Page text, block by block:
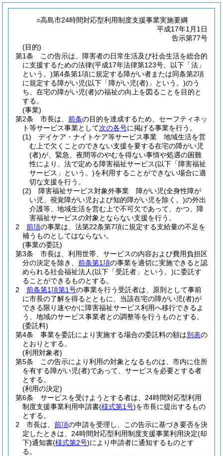
○高島市24時間対応型利用制度支援事業実施要綱
平成17年1月1日
告示第77号
(目的)
第1条
この告示は、障害者の日常生活及び社会生活を総合的
に支援するための法律(平成17年法律第123号。以下「法」
という。)第4条第1項に規定する障がい者または同条第2項
に規定する障がい児(以下「障がい児(者) 」という。)のう
ち、在宅の障がい児(者)の福祉の向上を図ることを目的と
する。
(事業)
第2条
市長は、 前条の目的を達成するため、セーフティネッ
ト等サービス事業として次の各号に掲げる事業を行う。
(1)
デイケア・ナイトケア等サービス事業 地域生活を営
む上で欠くことのできない支援を要する在宅の障がい児
(者)が、緊急、夜間等のやむを得ない事情や処遇の困難
性により、法で定める障害福祉サービス(以下「障害福祉
サービス」という。)を利用することができない場合に適
切な支援を行う。
(2)
障害福祉サービス対象外事業 障がい児(全身性障が
い児、視覚障がい児および知的障がい児を除く。)の外出
介護等、地域生活を営む上で不可欠であって、かつ、障
害福祉サービスの対象とならない支援を行う。
2
前項の事業は、法第22条第7項に規定する支給量の不足を
補うものとしてはならない。
(事業の委託)
第3条
市長は、利用世帯、サービスの内容および費用負担区
分の決定を除き、 前条第1項の事業を適切に実施できると認
められる社会福祉法人(以下「受託者」という。)に委託す
ることができるものとする。
2
前条第1項第1号の事業を行う受託者は、原則として事前
に市長の了解を得るとともに、当該在宅の障がい児(者)が
できる限り速やかに障害福祉サービス利用へ移行できるよ
う、地域のサービス事業者との調整等を行うものとする。
(委託料)
第4条
事業を委託により実施する場合の委託料の額は別表の
とおりとする。
(利用対象者)
第5条
この告示により利用の対象となるものは、市内に住所
を有する障がい児(者)であって、サービスを必要とする者
とする。
(利用の決定)
第6条
サービスを受けようとする者は、24時間対応型利用
制度支援事業利用申請書(様式第1号)を市長に提出するもの
とする。
2
市長は、 前項の申請を受理し、この告示に基づき要否を決
定したときは、24時間対応型利用制度支援事業利用決定(却
下)通知書(様式第2号)により申請者に通知するものとす
る。